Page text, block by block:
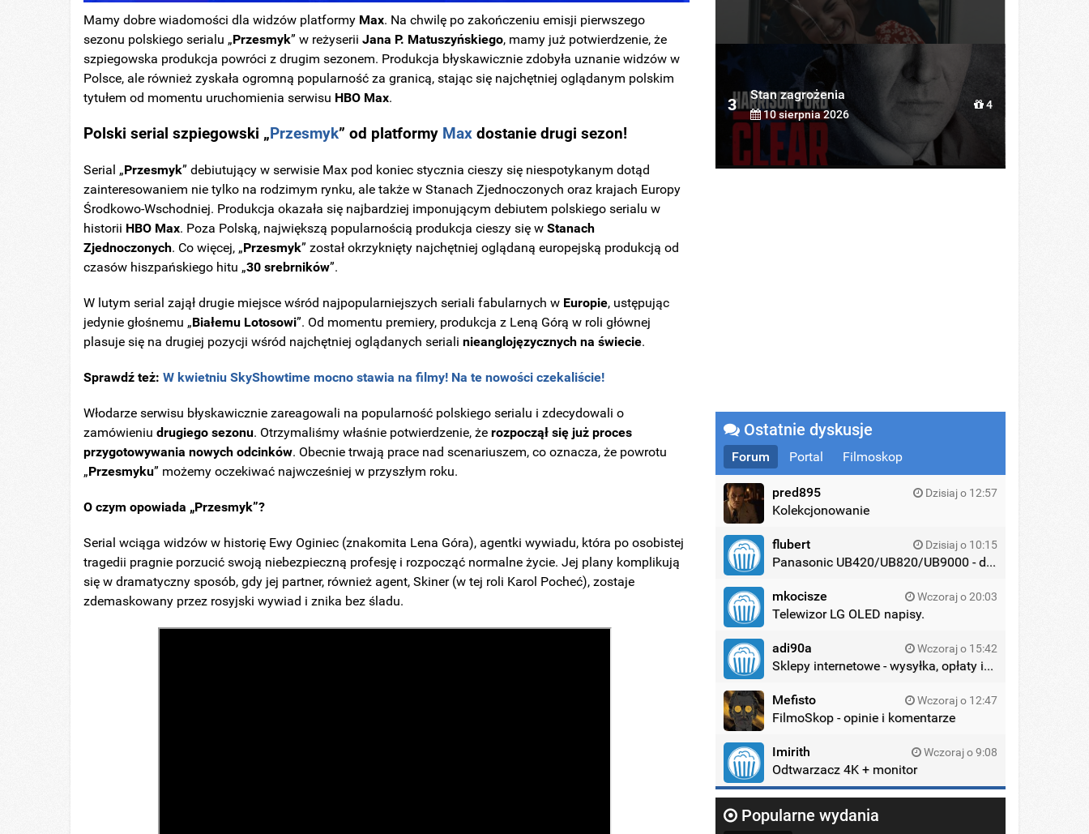
Mamy dobre wiadomości dla widzów platformy Max. Na chwilę po zakończeniu emisji pierwszego
sezonu polskiego serialu „Przesmyk” w reżyseriiJana P. Matuszyńskiego, mamy już potwierdzenie, że
szpiegowska produkcja powróci z drugim sezonem. Produkcja błyskawicznie zdobyła uznanie widzów w
Polsce, ale również zyskała ogromną popularność za granicą, stając się najchętniej oglądanym polskim
tytułem od momentu uruchomienia serwisu HBO Max.
Polski serial szpiegowski „ Przesmyk” od platformy Max dostanie drugi sezon!
Serial „Przesmyk” debiutujący w serwisie Max pod koniec stycznia cieszy się niespotykanym dotąd
zainteresowaniem nie tylko na rodzimym rynku, ale także w Stanach Zjednoczonych oraz krajach Europy
Środkowo-Wschodniej. Produkcja okazała się najbardziej imponującym debiutem polskiego serialu w
historii HBO Max. Poza Polską, największą popularnością produkcja cieszy się wStanach
Zjednoczonych. Co więcej, „Przesmyk” został okrzyknięty najchętniej oglądaną europejską produkcją od
czasów hiszpańskiego hitu „30 srebrników”.
W lutym serial zajął drugie miejsce wśród najpopularniejszych seriali fabularnych w Europie, ustępując
jedynie głośnemu „Białemu Lotosowi”. Od momentu premiery, produkcja z Leną Górą w roli głównej
plasuje się na drugiej pozycji wśród najchętniej oglądanych serialinieanglojęzycznych na świecie.
Sprawdź też:W kwietniu SkyShowtime mocno stawia na filmy! Na te nowości czekaliście!
Włodarze serwisu błyskawicznie zareagowali na popularność polskiego serialu i zdecydowali o
zamówieniudrugiego sezonu. Otrzymaliśmy właśnie potwierdzenie, żerozpoczął się już proces
przygotowywania nowych odcinków. Obecnie trwają prace nad scenariuszem, co oznacza, że powrotu
„Przesmyku” możemy oczekiwać najwcześniej w przyszłym roku.
O czym opowiada „Przesmyk”?
Serial wciąga widzów w historię Ewy Oginiec (znakomita Lena Góra), agentki wywiadu, która po osobistej
tragedii pragnie porzucić swoją niebezpieczną profesję i rozpocząć normalne życie. Jej plany komplikują
się w dramatyczny sposób, gdy jej partner, również agent, Skiner (w tej roli Karol Pocheć), zostaje
zdemaskowany przez rosyjski wywiad i znika bez śladu.
3
Stan zagrożenia
10 sierpnia 2026
4
Ostatnie dyskusje
Forum Portal Filmoskop
pred895 Dzisiaj o 12:57
Kolekcjonowanie
flubert Dzisiaj o 10:15
Panasonic UB420/UB820/UB9000 - dyskusja
mkocisze Wczoraj o 20:03
Telewizor LG OLED napisy.
adi90a Wczoraj o 15:42
Sklepy internetowe - wysyłka, opłaty itd.
Mefisto Wczoraj o 12:47
FilmoSkop - opinie i komentarze
Imirith Wczoraj o 9:08
Odtwarzacz 4K + monitor
Popularne wydania